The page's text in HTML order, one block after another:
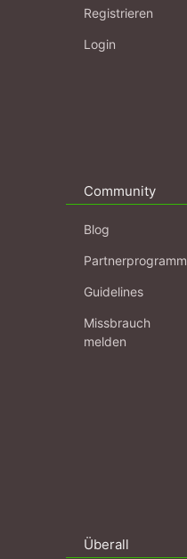
Registrieren
Login
Community
Blog
Partnerprogramm
Guidelines
Missbrauch
melden
Überall